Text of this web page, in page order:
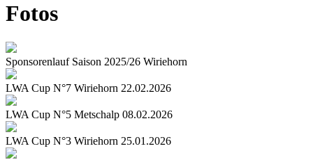
Fotos
Sponsorenlauf Saison 2025/26 Wiriehorn
LWA Cup N°7 Wiriehorn 22.02.2026
LWA Cup N°5 Metschalp 08.02.2026
LWA Cup N°3 Wiriehorn 25.01.2026